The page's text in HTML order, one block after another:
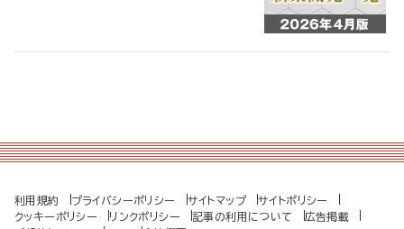
利用規約 プライバシーポリシー サイトマップ
サイトポリシー
クッキーポリシー
リンクポリシー 記事の利用について
広告掲載